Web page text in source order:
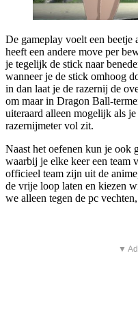
De gameplay voelt een beetje
heeft een andere move per
je tegelijk de stick naar
wanneer je de stick omhoog
in dan laat je de razernij de
om maar in Dragon Ball-
uiteraard alleen mogelijk als
razernijmeter vol zit.
Naast het oefenen kun je ook
waarbij je elke keer een team
officieel team zijn uit de
de vrije loop laten en kiezen
we alleen tegen de pc
▼